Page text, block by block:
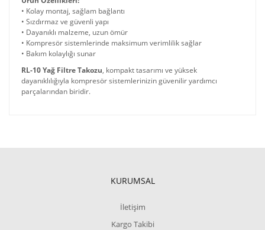
• Kolay montaj, sağlam bağlantı
• Sızdırmaz ve güvenli yapı
• Dayanıklı malzeme, uzun ömür
• Kompresör sistemlerinde maksimum verimlilik sağlar
• Bakım kolaylığı sunar
RL-10 Yağ Filtre Takozu, kompakt tasarımı ve yüksek
dayanıklılığıyla kompresör sistemlerinizin güvenilir yardımcı
parçalarından biridir.
KURUMSAL
İletişim
Kargo Takibi